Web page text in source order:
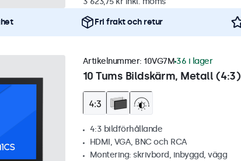
Fri frakt och retur
10 Tums Bildskärm, Metall (4:3)
Artikelnummer: 10VG7M 36 i lager
4:3 bildförhållande
HDMI, VGA, BNC och RCA
Montering: skrivbord, inbyggd, vägg